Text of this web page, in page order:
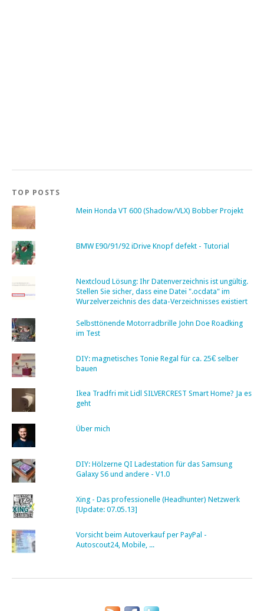
TOP POSTS
Mein Honda VT 600 (Shadow/VLX) Bobber Projekt
BMW E90/91/92 iDrive Knopf defekt - Tutorial
Nextcloud Lösung: Ihr Datenverzeichnis ist ungültig.
Stellen Sie sicher, dass eine Datei ".ocdata" im
Wurzelverzeichnis des data-Verzeichnisses existiert
Selbsttönende Motorradbrille John Doe Roadking
im Test
DIY: magnetisches Tonie Regal für ca. 25€ selber
bauen
Ikea Tradfri mit Lidl SILVERCREST Smart Home? Ja es
geht
Über mich
DIY: Hölzerne QI Ladestation für das Samsung
Galaxy S6 und andere - V1.0
Xing - Das professionelle (Headhunter) Netzwerk
[Update: 07.05.13]
Vorsicht beim Autoverkauf per PayPal -
Autoscout24, Mobile, ...